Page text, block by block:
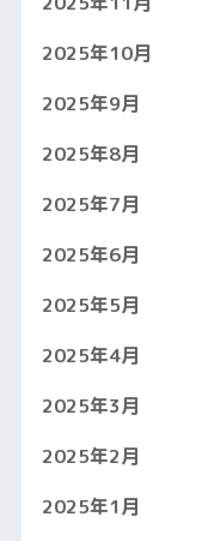
2025年10月
2025年9月
2025年8月
2025年7月
2025年6月
2025年5月
2025年4月
2025年3月
2025年2月
2025年1月